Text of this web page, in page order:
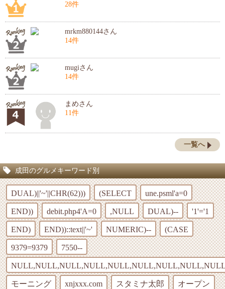
28件
mrkm880144さん
14件
mugiさん
14件
まめさん
11件
一覧へ
成田のグルメキーワード別
DUAL)||'~'||CHR(62))) (SELECT une.psml'a=0
END)) debit.php4'A=0 ,NULL DUAL)-- '1'='1
END) END))::text||'~' NUMERIC)-- (CASE
9379=9379 7550--
モーニング xnjxxx.com スタミナ太郎 オープン